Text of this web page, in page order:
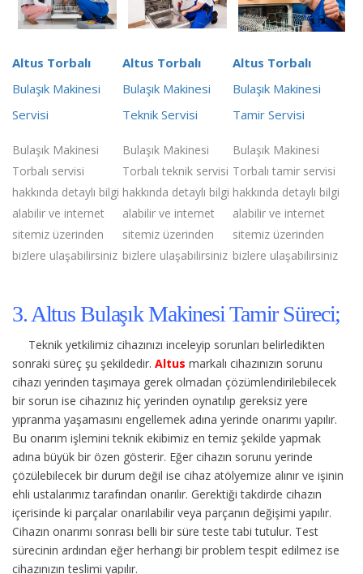
Altus Torbalı
Bulaşık Makinesi
Servisi
Bulaşık Makinesi
Torbalı servisi
hakkında detaylı bilgi
alabilir ve internet
sitemiz üzerinden
bizlere ulaşabilirsiniz
Altus Torbalı
Bulaşık Makinesi
Teknik Servisi
Bulaşık Makinesi
Torbalı teknik servisi
hakkında detaylı bilgi
alabilir ve internet
sitemiz üzerinden
bizlere ulaşabilirsiniz
Altus Torbalı
Bulaşık Makinesi
Tamir Servisi
Bulaşık Makinesi
Torbalı tamir servisi
hakkında detaylı bilgi
alabilir ve internet
sitemiz üzerinden
bizlere ulaşabilirsiniz
3. Altus Bulaşık Makinesi Tamir Süreci;
Teknik yetkilimiz cihazınızı inceleyip sorunları belirledikten
sonraki süreç şu şekildedir. Altus markalı cihazınızın sorunu
cihazı yerinden taşımaya gerek olmadan çözümlendirilebilecek
bir sorun ise cihazınız hiç yerinden oynatılıp gereksiz yere
yıpranma yaşamasını engellemek adına yerinde onarımı yapılır.
Bu onarım işlemini teknik ekibimiz en temiz şekilde yapmak
adına büyük bir özen gösterir. Eğer cihazın sorunu yerinde
çözülebilecek bir durum değil ise cihaz atölyemize alınır ve işinin
ehli ustalarımız tarafından onarılır. Gerektiği takdirde cihazın
içerisinde ki parçalar onarılabilir veya parçanın değişimi yapılır.
Cihazın onarımı sonrası belli bir süre teste tabi tutulur. Test
sürecinin ardından eğer herhangi bir problem tespit edilmez ise
cihazınızın teslimi yapılır.